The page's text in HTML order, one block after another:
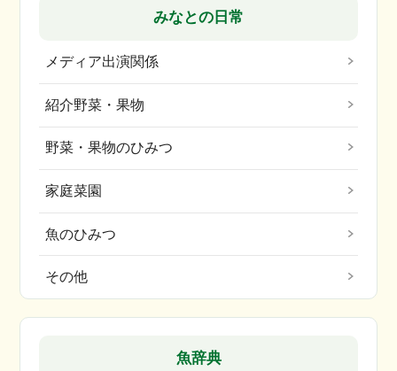
みなとの日常
メディア出演関係
紹介野菜・果物
野菜・果物のひみつ
家庭菜園
魚のひみつ
その他
魚辞典